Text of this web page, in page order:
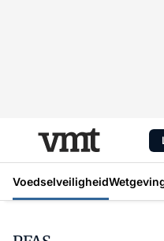
Voedselveiligheid